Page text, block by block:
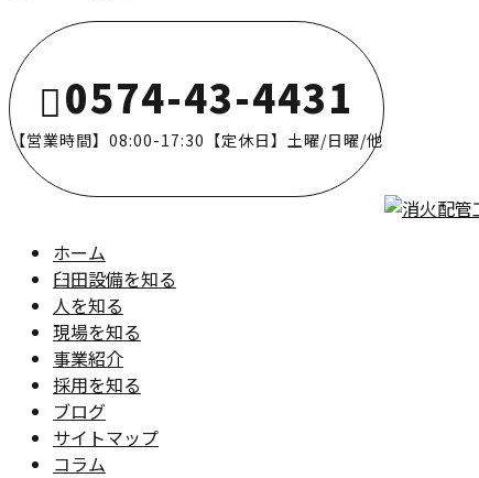
0574-43-4431
【営業時間】08:00-17:30【定休日】土曜/日曜/他
ホーム
臼田設備を知る
人を知る
現場を知る
事業紹介
採用を知る
ブログ
サイトマップ
コラム